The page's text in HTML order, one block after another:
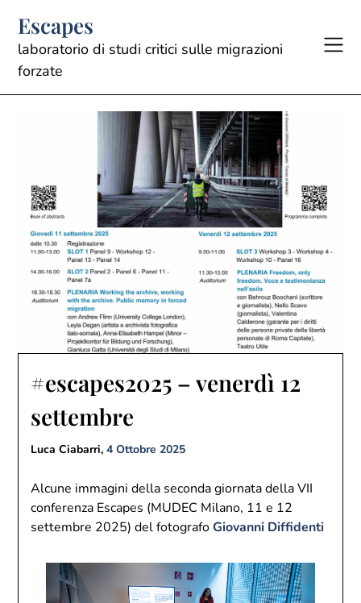
content
Escapes
laboratorio di studi critici sulle migrazioni
forzate
#escapes2025 – venerdì 12
settembre
Luca Ciabarri,4 Ottobre 2025
Alcune immagini della seconda giornata della VII
conferenza Escapes (MUDEC Milano, 11 e 12
settembre 2025) del fotografoGiovanni Diffidenti